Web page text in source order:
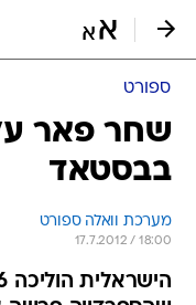
ספורט
שחר פאר
בבסטאד
מערכת וואלה ספורט
17.7.2012 / 18:00